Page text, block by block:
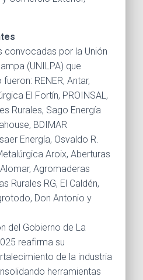
convocadas por la Unión
(UNILPA) que
RENER, Antar,
El Fortín, PROINSAL,
Rurales, Sago Energía
BDIMAR
Energía, Osvaldo R.
Aroix, Aberturas
Agromaderas
Rurales RG, El Caldén,
Don Antonio y
del Gobierno de La
reafirma su
de la industria
herramientas